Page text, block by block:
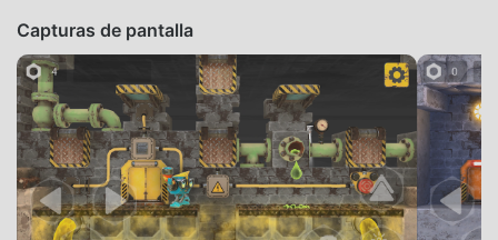
Capturas de pantalla